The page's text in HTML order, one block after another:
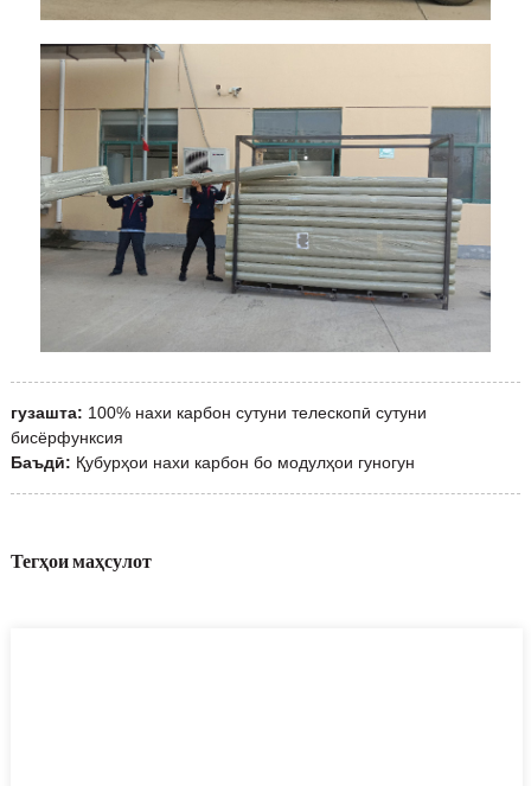
гузашта: 100% нахи карбон сутуни телескопӣ сутуни
бисёрфунксия
Баъдӣ: Қубурҳои нахи карбон бо модулҳои гуногун
Тегҳои маҳсулот